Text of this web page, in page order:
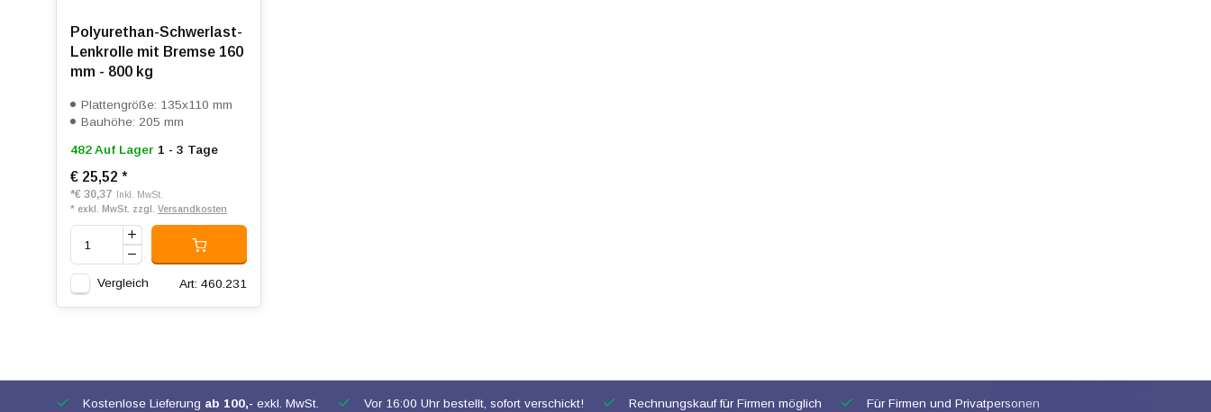
Polyurethan-Schwerlast-
Lenkrolle mit Bremse 160
mm - 800 kg
Plattengröße: 135x110 mm
Bauhöhe: 205 mm
482 Auf Lager 1 - 3 Tage
€ 25,52 *
*€ 30,37
Inkl. MwSt.
* exkl. MwSt. zzgl. Versandkosten
Vergleich Art: 460.231
Kostenlose Lieferung ab 100,- exkl. MwSt. Vor 16:00 Uhr bestellt, sofort verschickt! Rechnungskauf für Firmen möglich Für Firmen und Privatpersonen